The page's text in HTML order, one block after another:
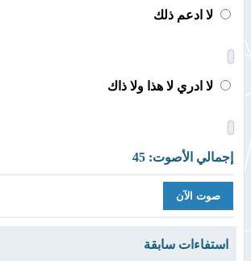
لا ادعم ذلك
لا ادري لا هذا ولا ذاك
إجمالي الأصوت: 45
استفاءات سابقة